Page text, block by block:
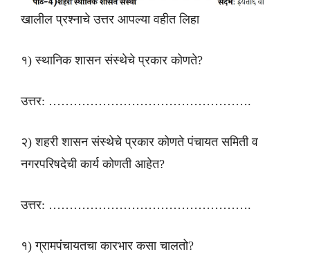
खालील प्रश्नाचे उत्तर आपल्या वहीत लिहा
१) स्थानिक शासन संस्थेचे प्रकार कोणते?
उत्तर: ………………………………………….
२) शहरी शासन संस्थेचे प्रकार कोणते पंचायत समिती व
नगरपरिषदेची कार्य कोणती आहेत?
उत्तर: ………………………………………….
१) ग्रामपंचायतचा कारभार कसा चालतो?